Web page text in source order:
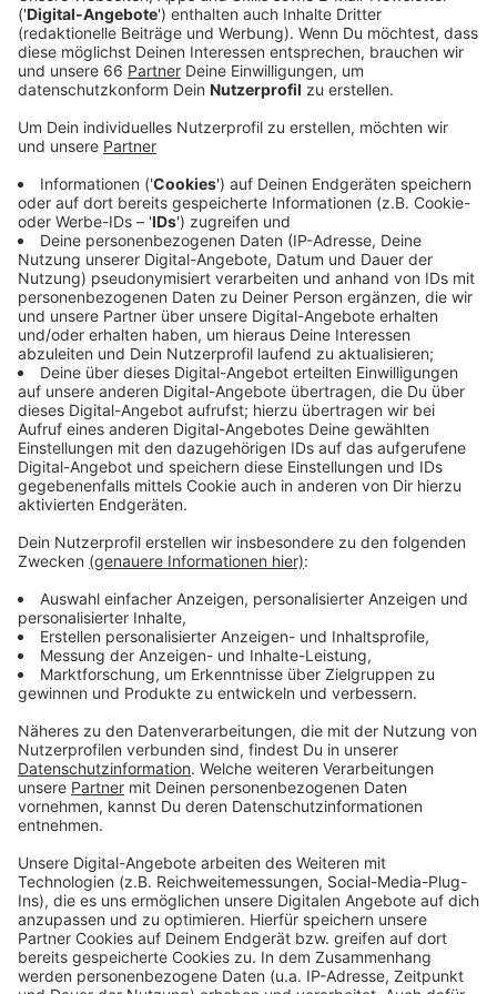
Veröffentlicht:Montag, 17.01.2022 14:50
Anzeige
Sie liegt heute bei 510,9 und damit fast 60 Punkte
niedriger als gestern. Für Düsseldorf melden Stadt und
RKI heute insgesamt 138 neue Fälle. Die hohe Inzidenz
macht sich weiterhin nicht in den Krankenhäusern
bemerkbar. Die Stadt meldet aktuell 36
Intensivpatienten. Nach wie vor haben wir die
Möglichkeit, uns unkompliziert unsere erste, zweite
oder dritte Impfung abzuholen. Entweder an den
städtischen Impfstellen an der Heinrich-Heine-Allee
oder hinter dem Hauptbahnhof. Oder am Impfmobil,
das steht heute beispielsweise an der Kirche St.
Ursula auf der Margaretenstraße.
Anzeige
Anzeige
Alle Infos zum Coronavirus
Pressemitteilung der Stadt Düsseldorf
Impf- und Testmöglichkeiten in Düsseldorf
Probleme bei der Kontaktnachverfolgung
Anzeige